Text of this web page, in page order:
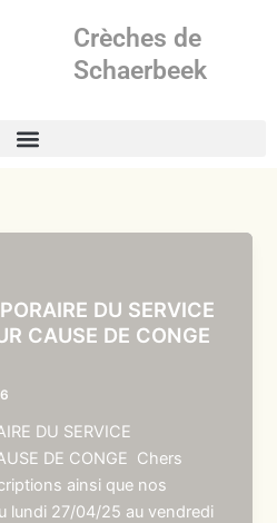
Crèches de
Schaerbeek
DU SERVICE
CAUSE DE CONGE
DU SERVICE
DE CONGE Chers
ainsi que nos
lundi 27/04/25 au vendredi